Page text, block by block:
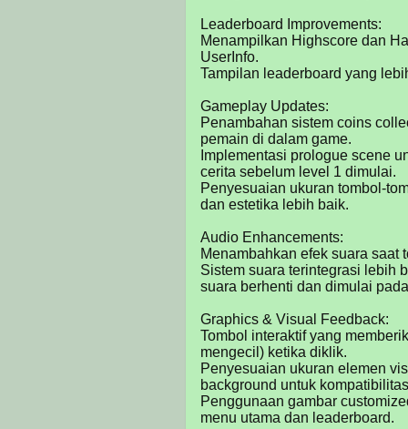
Leaderboard Improvements:
Menampilkan Highscore dan
UserInfo.
Tampilan leaderboard yang
Gameplay Updates:
Penambahan sistem coins
pemain di dalam game.
Implementasi prologue scene
cerita sebelum level 1 dimulai.
Penyesuaian ukuran tombol-
dan estetika lebih baik.
Audio Enhancements:
Menambahkan efek suara saat
Sistem suara terintegrasi lebih
suara berhenti dan dimulai
Graphics & Visual Feedback:
Tombol interaktif yang
mengecil) ketika diklik.
Penyesuaian ukuran elemen
background untuk
Penggunaan gambar
menu utama dan leaderboard.